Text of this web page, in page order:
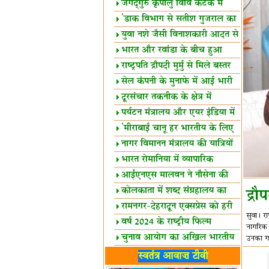
स्थल घोषित
जगद्गुरु कृपालु विवि कटक में
शैक्षिक सत्र शुरू
'डाक विभाग से सतीश गुजराल का
रिश्ता गहरा'
युवा नशे जैसी विनाशकारी आदत से
दूर रहें-मोदी
भारत और रवांडा के बीच हुआ
व्यापार विस्तार
राष्ट्रपति द्रौपदी मुर्मु से मिले बस्तर
के प्रतिनिधि
सेल कंपनी के मुनाफे में आई भारी
उछाल!
दूरसंचार तकनीक के क्षेत्र में
उत्कृष्टता पुरस्कार
पर्यटन मंत्रालय और एयर इंडिया में
समझौता
'मीराबाई चानू हर भारतीय के लिए
प्रेरणा'
नागर विमानन मंत्रालय की यात्रियों
को सलाह
भारत रोमानिया में व्यापारिक
साझेदारियां
आईएनएस मालवन ने नौसेना की
ताकत बढ़ाई
कोलकाता में शब्द संग्रहालय का
उद्घाटन
रामनगर-देहरादून एक्सप्रेस को हरी
झंडीवर्ष 2024 के राष्ट्रीय फिल्म
पुरस्कारों की घोषणा
चुनाव आयोग का अखिल भारतीय
मीडिया सम्मेलन
भारत में केवड़े का अस्तित्‍व 24
स्वतंत्र आवाज़ टीवी
सुवा।
उनका